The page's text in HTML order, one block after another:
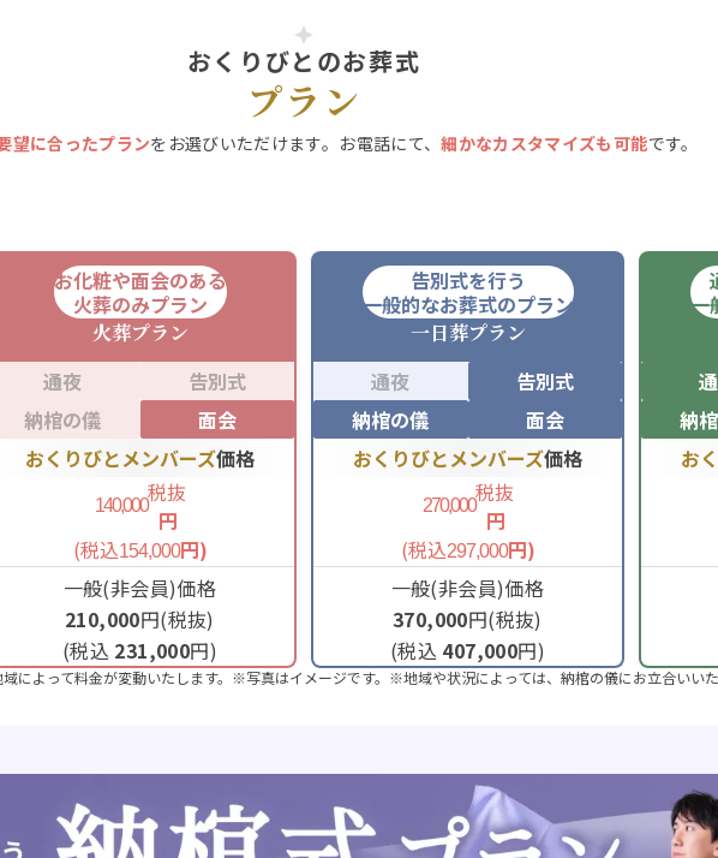
おくりびとのお葬式
プラン
望に合ったプランをお選びいただけます。お電話にて、細かなカスタマイズも可能です。
お化粧や面会のある
火葬のみプラン
火葬プラン
通夜
告別式
納棺の儀
面会
おくりびとメンバーズ価格
140,000税抜
円
(税込154,000円)
一般(非会員)価格
210,000円(税抜)
(税込 231,000円)
告別式を行う
一般的なお葬式のプラン
一日葬プラン
通夜
告別式
納棺の儀
面会
おくりびとメンバーズ価格
270,000税抜
円
(税込297,000円)
一般(非会員)価格
370,000円(税抜)
(税込 407,000円)
一
納
お
よって料金が変動いたします。※写真はイメージです。※地域や状況によっては、納棺の儀にお立合いいた